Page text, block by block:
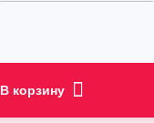
В корзину